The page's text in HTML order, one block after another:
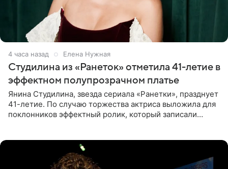
4 часа назад Елена Нужная
Студилина из «Ранеток» отметила 41-летие в
эффектном полупрозрачном платье
Янина Студилина, звезда сериала «Ранетки», празднует
41-летие. По случаю торжества актриса выложила для
поклонников эффектный ролик, который записали